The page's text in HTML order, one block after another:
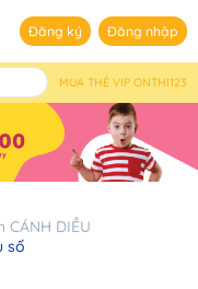
Đăng ký Đăng nhập
MUA THẺ VIP ONTHI123
DIỀU
số